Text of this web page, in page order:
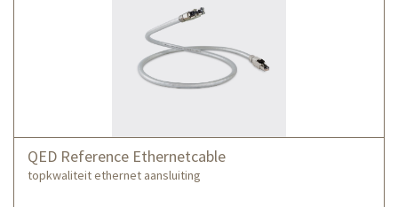
QED Reference Ethernetcable
topkwaliteit ethernet aansluiting